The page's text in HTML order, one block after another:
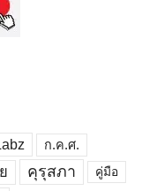
ก.ค.ศ.
คุรุสภา คู่มือ